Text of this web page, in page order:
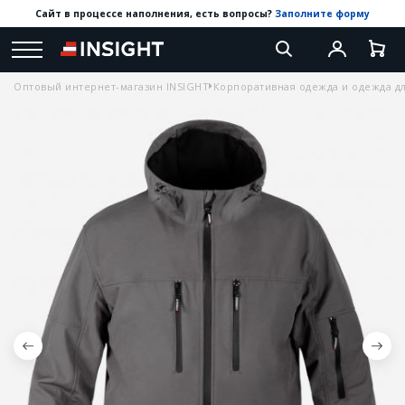
Сайт в процессе наполнения, есть вопросы? Заполните форму
Оптовый интернет-магазин INSIGHT Корпоративная одежда и одежда